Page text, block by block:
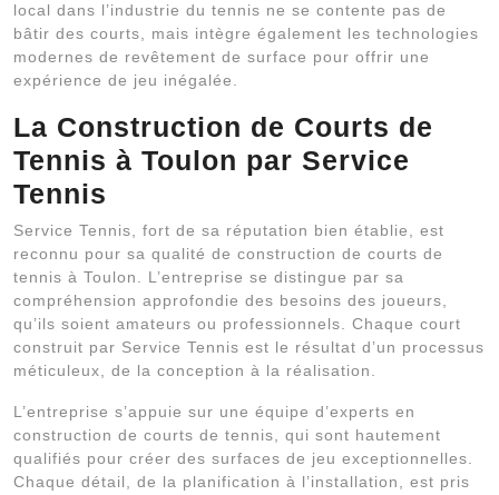
local dans l’industrie du tennis ne se contente pas de
bâtir des courts, mais intègre également les technologies
modernes de revêtement de surface pour offrir une
expérience de jeu inégalée.
La Construction de Courts de
Tennis à Toulon par Service
Tennis
Service Tennis, fort de sa réputation bien établie, est
reconnu pour sa qualité de construction de courts de
tennis à Toulon. L’entreprise se distingue par sa
compréhension approfondie des besoins des joueurs,
qu’ils soient amateurs ou professionnels. Chaque court
construit par Service Tennis est le résultat d’un processus
méticuleux, de la conception à la réalisation.
L’entreprise s’appuie sur une équipe d’experts en
construction de courts de tennis, qui sont hautement
qualifiés pour créer des surfaces de jeu exceptionnelles.
Chaque détail, de la planification à l’installation, est pris